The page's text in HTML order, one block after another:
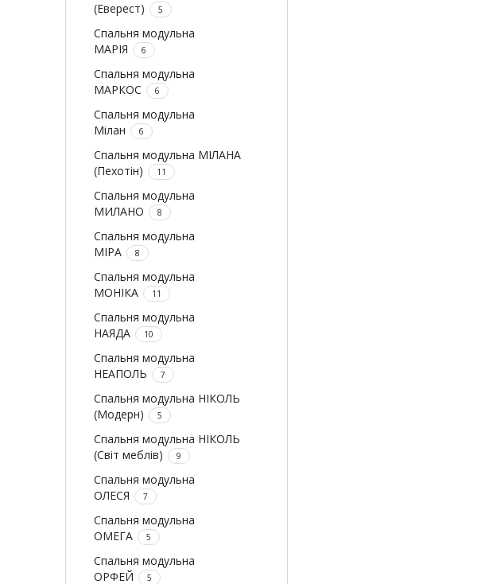
(Еверест)
5
Спальня модульна
МАРІЯ
6
Спальня модульна
МАРКОС
6
Спальня модульна
Мілан
6
Спальня модульна МІЛАНА
(Пехотін)
11
Спальня модульна
МИЛАНО
8
Спальня модульна
МІРА
8
Спальня модульна
МОНІКА
11
Спальня модульна
НАЯДА
10
Спальня модульна
НЕАПОЛЬ
7
Спальня модульна НІКОЛЬ
(Модерн)
5
Спальня модульна НІКОЛЬ
(Світ меблів)
9
Спальня модульна
ОЛЕСЯ
7
Спальня модульна
ОМЕГА
5
Спальня модульна
ОРФЕЙ
5